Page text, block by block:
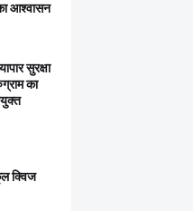
आश्वासन
सुरक्षा
का
क्विज